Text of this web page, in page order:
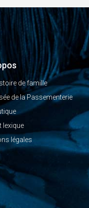
de famille
de la Passementerie
lexique
légales